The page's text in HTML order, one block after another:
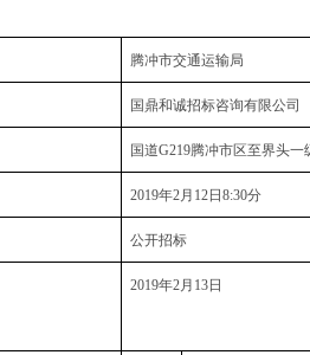
腾冲市交通运输局
国鼎和诚招标咨询有限公司
国道G219腾冲市区至界头
2019年2月12日8:30分
公开招标
2019年2月13日